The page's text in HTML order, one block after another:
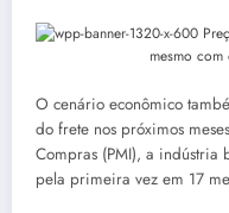
O cenário econômico
do frete nos próximos
Compras (PMI), a
pela primeira vez em 17